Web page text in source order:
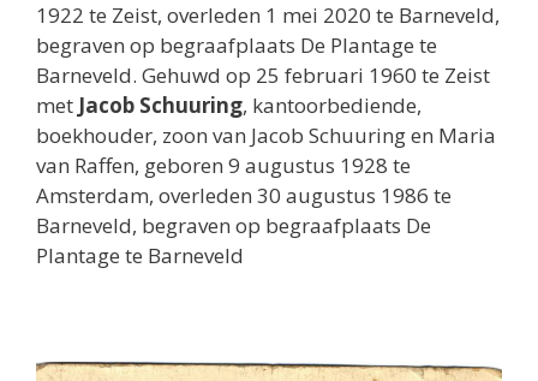
1922 te Zeist, overleden 1 mei 2020 te Barneveld,
begraven op begraafplaats De Plantage te
Barneveld. Gehuwd op 25 februari 1960 te Zeist
met Jacob Schuuring, kantoorbediende,
boekhouder, zoon van Jacob Schuuring en Maria
van Raffen, geboren 9 augustus 1928 te
Amsterdam, overleden 30 augustus 1986 te
Barneveld, begraven op begraafplaats De
Plantage te Barneveld